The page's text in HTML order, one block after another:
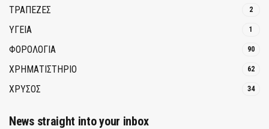
ΤΡΆΠΕΖΕΣ 2
ΥΓΕΙΑ 1
ΦΟΡΟΛΟΓΙΑ 90
ΧΡΗΜΑΤΙΣΤΗΡΙΟ 62
ΧΡΥΣΟΣ 34
News straight into your inbox